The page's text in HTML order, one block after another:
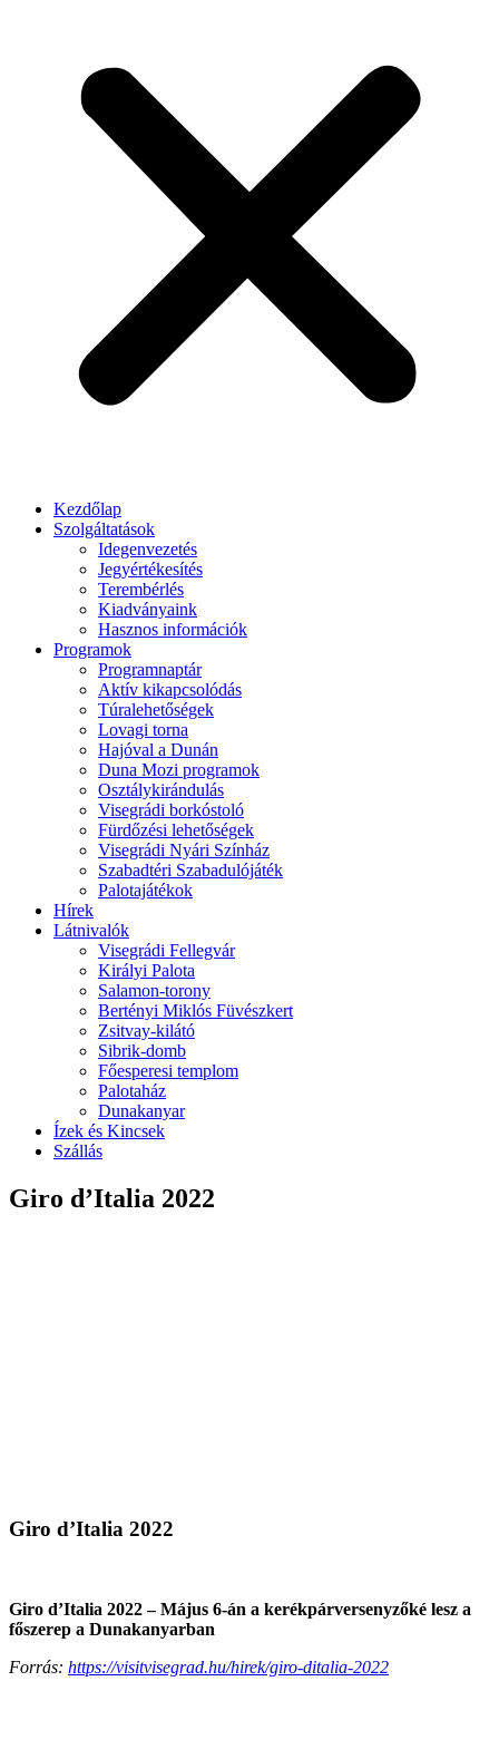
Kezdőlap
Szolgáltatások
Idegenvezetés
Jegyértékesítés
Terembérlés
Kiadványaink
Hasznos információk
Programok
Programnaptár
Aktív kikapcsolódás
Túralehetőségek
Lovagi torna
Hajóval a Dunán
Duna Mozi programok
Osztálykirándulás
Visegrádi borkóstoló
Fürdőzési lehetőségek
Visegrádi Nyári Színház
Szabadtéri Szabadulójáték
Palotajátékok
Hírek
Látnivalók
Visegrádi Fellegvár
Királyi Palota
Salamon-torony
Bertényi Miklós Füvészkert
Zsitvay-kilátó
Sibrik-domb
Főesperesi templom
Palotaház
Dunakanyar
Ízek és Kincsek
Szállás
Giro d’Italia 2022
Giro d’Italia 2022
Giro d’Italia 2022 – Május 6-án a kerékpárversenyzőké lesz a
főszerep a Dunakanyarban
Forrás: https://visitvisegrad.hu/hirek/giro-ditalia-2022